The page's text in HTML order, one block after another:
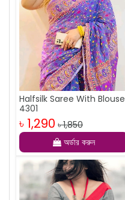
Halfsilk Saree With Blouse
4301
৳ 1,290 ৳ 1,850
অর্ডার করুন